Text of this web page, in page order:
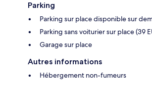
Parking
Parking sur place disponible sur
Parking sans voiturier sur place (39
Garage sur place
Autres informations
Hébergement non-fumeurs